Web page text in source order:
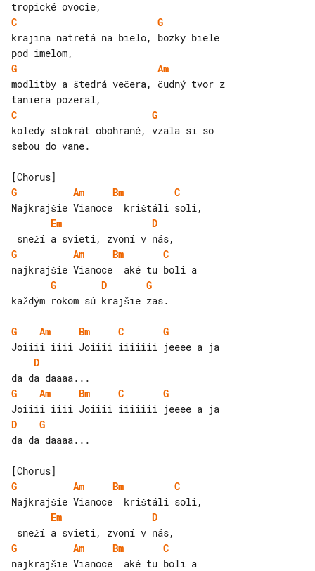
C
G
krajina natretá na bielo, bozky biele
G
Am
modlitby a štedrá večera, čudný tvor z
C
G
koledy stokrát obohrané, vzala si so
sebou do vane.
G
Am Bm
C
Em
D
G
Am Bm
C
G
D
G
každým rokom sú krajšie zas.
G Am Bm C
G
D
G
Am Bm C
G
D
G
da da daaaa...
G
Am Bm
C
Em
D
G
Am Bm
C